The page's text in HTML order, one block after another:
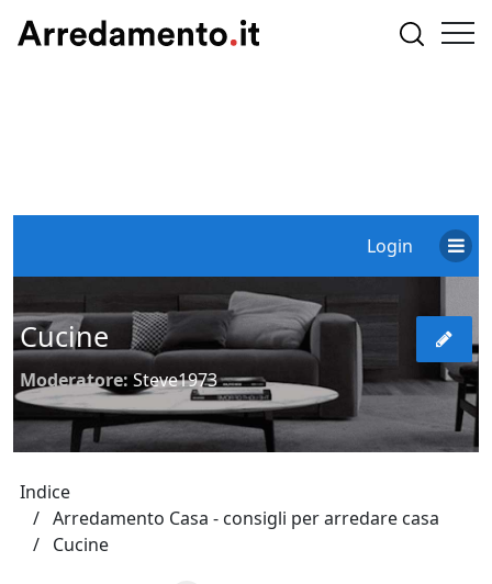
Login
Cucine
Moderatore:Steve1973
Indice
Arredamento Casa - consigli per arredare casa
Cucine